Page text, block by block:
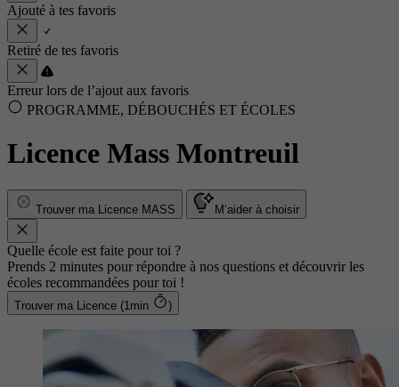
Ajouté à tes favoris
Retiré de tes favoris
Erreur lors de l’ajout aux favoris
PROGRAMME, DÉBOUCHÉS ET ÉCOLES
Licence Mass Montreuil
Trouver ma Licence MASS M’aider à choisir
Quelle école est faite pour toi ?
Prends 2 minutes pour répondre à nos questions et découvrir les
écoles recommandées pour toi !
Trouver ma Licence (1min )